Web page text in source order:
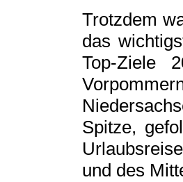
Trotzdem
das
Top-Ziele
Spitze,
und des